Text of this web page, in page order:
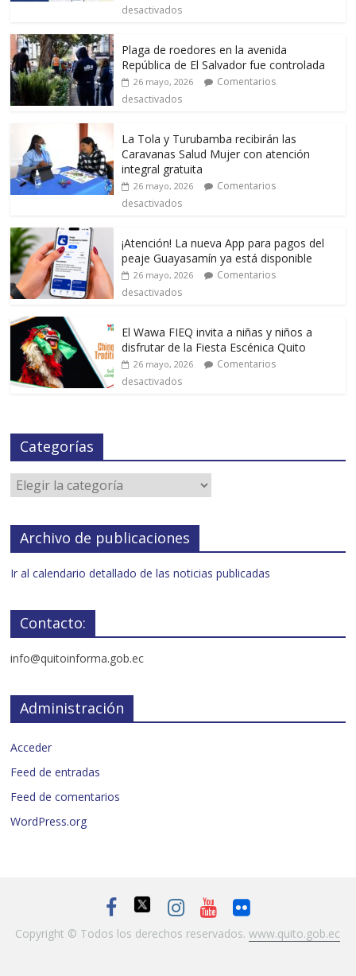
desactivados
Plaga de roedores en la avenida
República de El Salvador fue controlada
26 mayo, 2026
Comentarios
desactivados
La Tola y Turubamba recibirán las
Caravanas Salud Mujer con atención
integral gratuita
26 mayo, 2026
Comentarios
desactivados
¡Atención! La nueva App para pagos del
peaje Guayasamín ya está disponible
26 mayo, 2026
Comentarios
desactivados
El Wawa FIEQ invita a niñas y niños a
disfrutar de la Fiesta Escénica Quito
26 mayo, 2026
Comentarios
desactivados
Categorías
Archivo de publicaciones
Ir al calendario detallado de las noticias publicadas
Contacto:
info@quitoinforma.gob.ec
Administración
Acceder
Feed de entradas
Feed de comentarios
WordPress.org
Copyright © Todos los derechos reservados.www.quito.gob.ec